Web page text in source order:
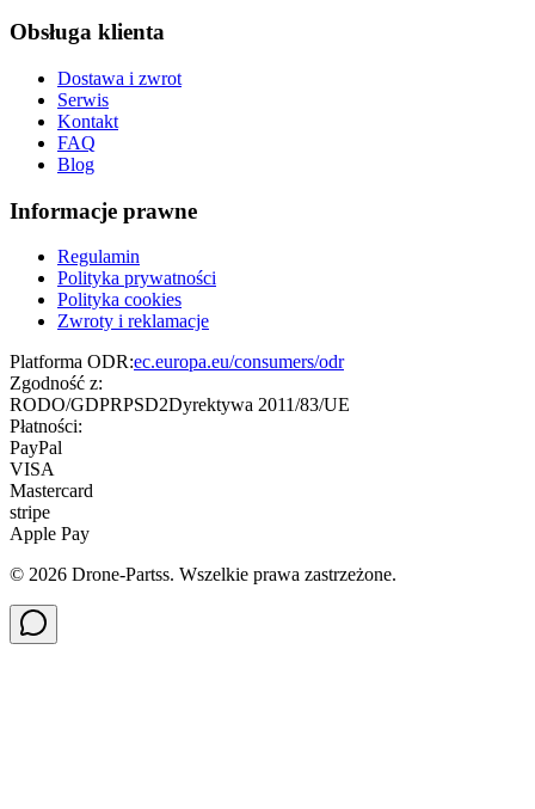
Obsługa klienta
Dostawa i zwrot
Serwis
Kontakt
FAQ
Blog
Informacje prawne
Regulamin
Polityka prywatności
Polityka cookies
Zwroty i reklamacje
Platforma ODR:ec.europa.eu/consumers/odr
Zgodność z:
RODO/GDPRPSD2Dyrektywa 2011/83/UE
Płatności:
PayPal
VISA
Mastercard
stripe
Apple Pay
© 2026 Drone-Partss. Wszelkie prawa zastrzeżone.